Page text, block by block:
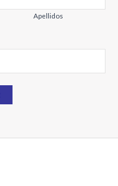
Apellidos